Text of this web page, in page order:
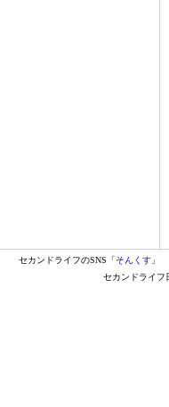
セカンドライフのSNS「そんくす 」
セカンドライフ